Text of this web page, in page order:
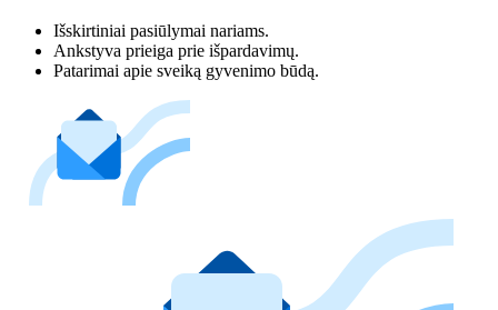
Išskirtiniai pasiūlymai nariams.
Ankstyva prieiga prie išpardavimų.
Patarimai apie sveiką gyvenimo būdą.